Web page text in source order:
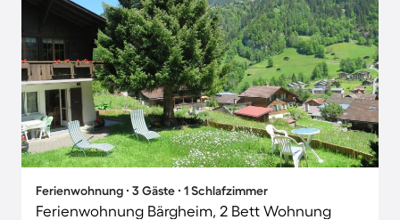
Ferienwohnung ∙ 3 Gäste ∙ 1 Schlafzimmer
Ferienwohnung Bärgheim, 2 Bett Wohnung